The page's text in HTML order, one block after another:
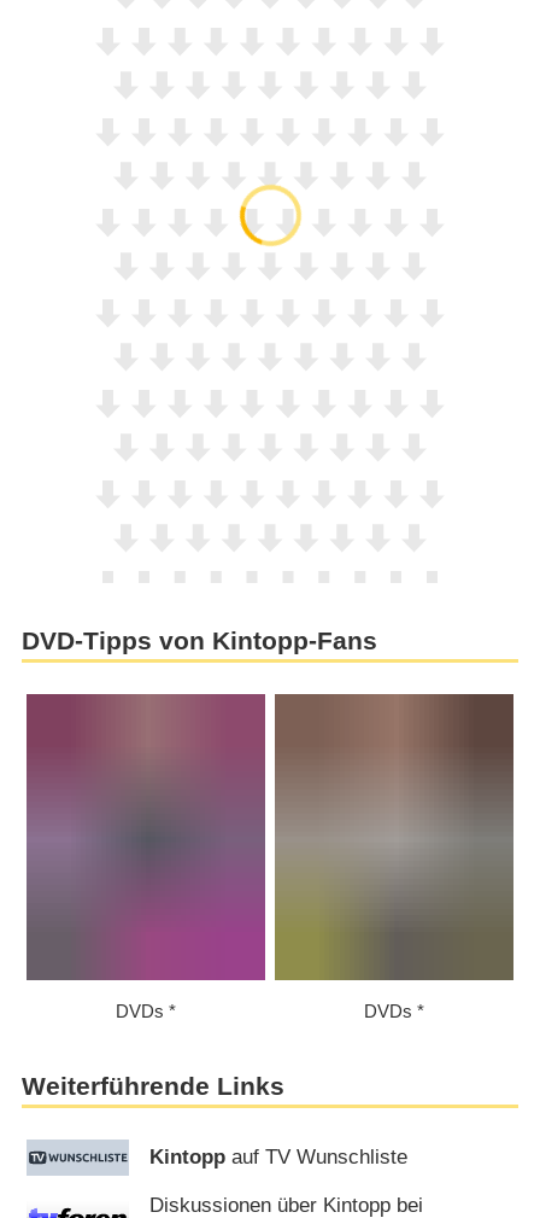
DVD-Tipps von Kintopp-Fans
DVDs DVDs
Weiterführende Links
Kintopp auf TV Wunschliste
Diskussionen über Kintopp bei